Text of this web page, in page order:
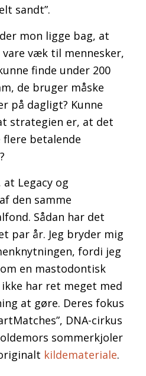
sandt”.
mon ligge bag, at
væk til mennesker,
finde under 200
de bruger måske
på dagligt? Kunne
strategien er, at det
betalende
Legacy og
den samme
Sådan har det
par år. Jeg bryder mig
fordi jeg
en mastodontisk
har ret meget med
at gøre. Deres fokus
DNA-cirkus
sommerkjoler
kildemateriale.